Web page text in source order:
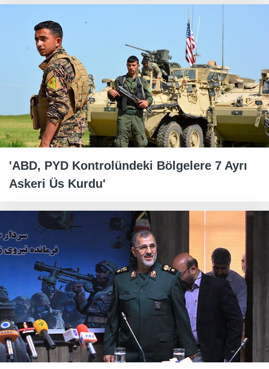
'ABD, PYD Kontrolündeki Bölgelere 7 Ayrı
Askeri Üs Kurdu'